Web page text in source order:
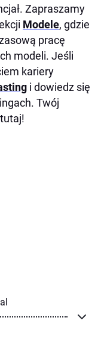
Zapraszamy
Modele, gdzie
pracę
modeli. Jeśli
kariery
i dowiedz się
Twój